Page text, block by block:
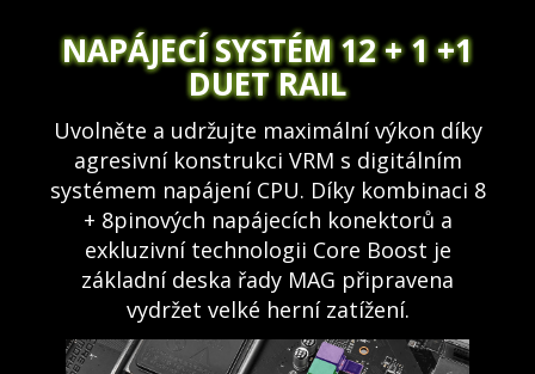
NAPÁJECÍ SYSTÉM 12 + 1 +1
DUET RAIL
Uvolněte a udržujte maximální výkon díky
agresivní konstrukci VRM s digitálním
systémem napájení CPU. Díky kombinaci 8
+ 8pinových napájecích konektorů a
exkluzivní technologii Core Boost je
základní deska řady MAG připravena
vydržet velké herní zatížení.